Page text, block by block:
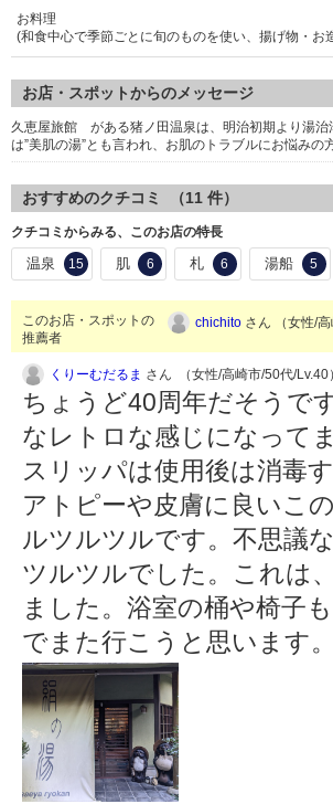
お料理
(和食中心で季節ごとに旬のものを使い、揚げ物・
お店・スポットからのメッセージ
久恵屋旅館 がある猪ノ田温泉は、明治初期より湯治
は”美肌の湯”とも言われ、お肌のトラブルにお悩み
おすすめのクチコミ （11 件）
クチコミからみる、このお店の特長
温泉 15 肌 6 札 6 湯船 5
このお店・スポットの
推薦者
chichito さん （女性/
くりーむだるま さん （女性/高崎市/50代/Lv.40）
ちょうど40周年だそうで
なレトロな感じになって
スリッパは使用後は消毒
アトピーや皮膚に良いこ
ルツルツルです。不思議
ツルツルでした。これは
ました。浴室の桶や椅子
でまた行こうと思います。